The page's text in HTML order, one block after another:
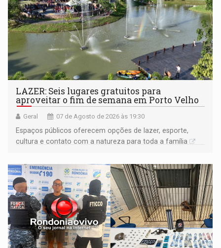
LAZER: Seis lugares gratuitos para
aproveitar o fim de semana em Porto Velho
Geral 07 de Agosto de 2026 às 19:30
Espaços públicos oferecem opções de lazer, esporte,
cultura e contato com a natureza para toda a família